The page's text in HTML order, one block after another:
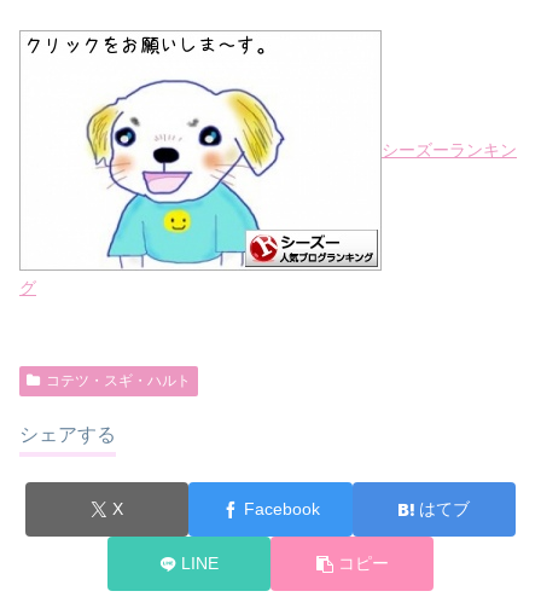
シーズーランキン
グ
コテツ・スギ・ハルト
シェアする
X Facebook はてブ
LINE コピー